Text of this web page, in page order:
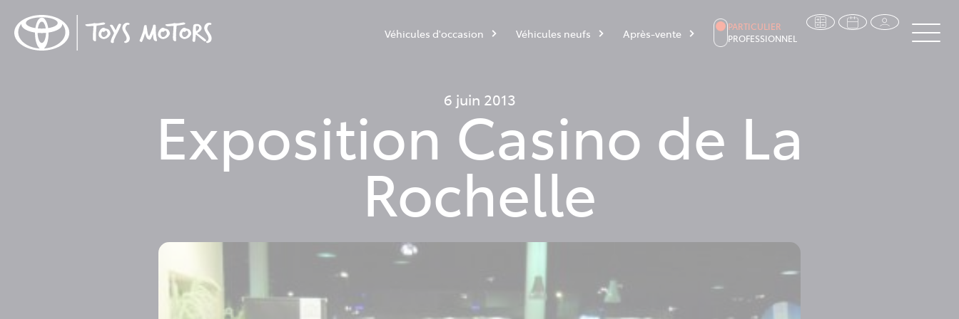
Véhicules d'occasion Véhicules neufs Après-vente
PARTICULIER
PROFESSIONNEL
6 juin 2013
Exposition Casino de La
Rochelle